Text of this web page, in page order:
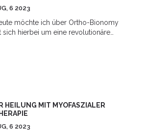
6 2023
möchte ich über Ortho-Bionomy
sich hierbei um eine revolutionäre
Heilkraft setzt. Ich freue mich darauf,
und Wohlbefindensmethode mit
dran!
HEILUNG MIT MYOFASZIALER
6 2023